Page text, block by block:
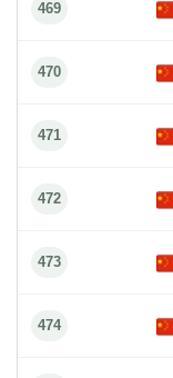
469
470
471
472
473
474